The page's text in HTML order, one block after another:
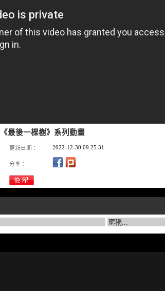
最後一棵樹》系列動畫
更新日期： 2022-12-30 09:25:31
分享：